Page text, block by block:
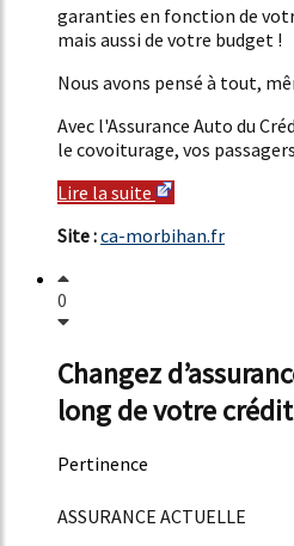
garanties en fonction de
mais aussi de votre budget !
Nous avons pensé à tout,
Avec l'Assurance Auto du
le covoiturage, vos
Lire la suite
Site :ca-morbihan.fr
0
Changez
long de votre crédit
Pertinence
ASSURANCE ACTUELLE